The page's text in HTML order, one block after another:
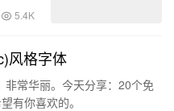
5.4K
风格字体
常华丽。今天分享：20个免
有你喜欢的。